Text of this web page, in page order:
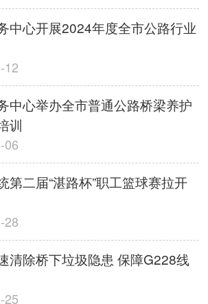
中心开展2024年度全市公路行业
12
中心举办全市普通公路桥梁养护
训
06
第二届“湛路杯”职工篮球赛拉开
28
清除桥下垃圾隐患 保障G228线
25